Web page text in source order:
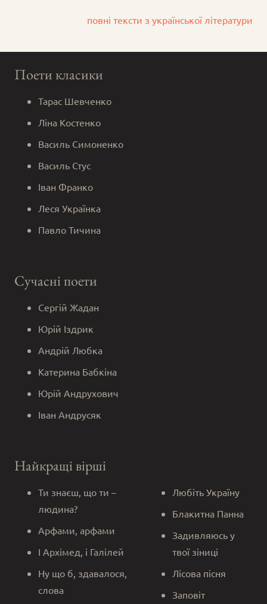
повні тексти з української літератури
Поети класики
Тарас Шевченко
Ліна Костенко
Василь Симоненко
Василь Стус
Іван Франко
Леся Українка
Павло Тичина
Сучасні поети
Сергій Жадан
Юрій Іздрик
Андрій Любка
Катерина Бабкіна
Юрій Андрухович
Іван Андрусяк
Найкращі вірші
Ти знаєш, що ти –
людина?
Арфами, арфами
І Архімед, і Галілей
Ну що б, здавалося,
слова
Любіть Україну
Блакитна Панна
Задивляюсь у
твої зіниці
Лісова пісня
Заповіт